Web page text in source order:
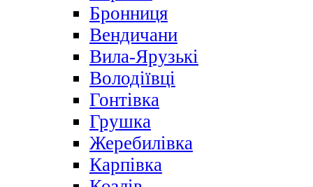
Бронниця
Вендичани
Вила-Ярузькі
Володіївці
Гонтівка
Грушка
Жеребилівка
Карпівка